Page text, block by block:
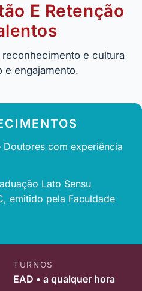
E Retenção
e cultura
e engajamento.
Doutores com experiência
Lato Sensu
emitido pela Faculdade
TURNOS
EAD • a qualquer hora